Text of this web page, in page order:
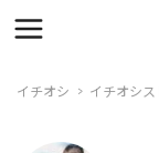
イチオシ イチオシ